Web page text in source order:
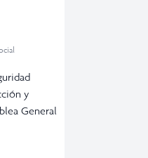
y
General